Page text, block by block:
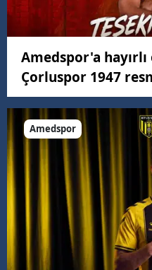
Amedspor'a
Çorluspor 1947
Amedspor